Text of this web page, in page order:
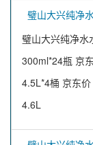
璧山大兴纯净
璧山大兴纯净水
300ml*24瓶 京
4.5L*4桶 京东
4.6L